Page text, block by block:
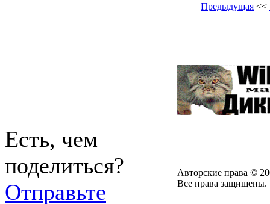
Предыдущая <<
Есть, чем
поделиться?
Отправьте
Авторские права ©
Все права защищены.